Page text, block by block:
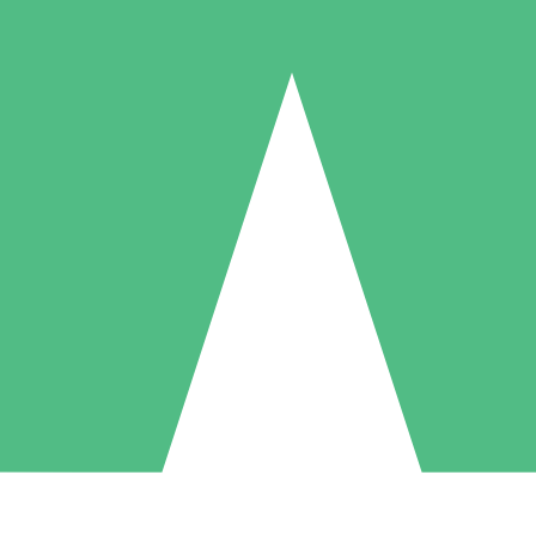
Packs de Crédits Individuels
à l'utilisation avec des crédits de téléchargement. Sans engagement
5 Téléchargements
US$